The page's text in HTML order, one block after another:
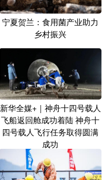
宁夏贺兰：食用菌产业助力
乡村振兴
新华全媒+｜神舟十四号载人
飞船返回舱成功着陆 神舟十
四号载人飞行任务取得圆满
成功